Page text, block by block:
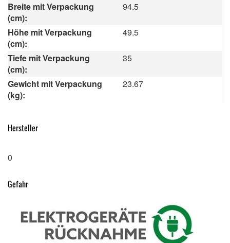
Breite mit Verpackung
(cm):
94.5
Höhe mit Verpackung
(cm):
49.5
Tiefe mit Verpackung
(cm):
35
Gewicht mit Verpackung
(kg):
23.67
Hersteller
0
Gefahr